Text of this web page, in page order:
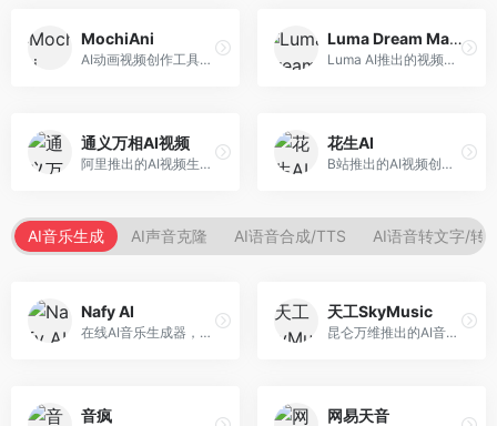
MochiAni
AI动画视频创作工具，专注于动画内容生成。面向动画创作者和二次元内容生产者，支持动画风格视频生成，动画效果流畅，适合动漫内容创作。
Luma Dream Machine
Luma AI推出的视频生成工具，专注于高质量视频创作。面向影视创作者和内容生产者，支持文生视频、图生视频，视频质量高，物理运动流畅自然。
通义万相AI视频
阿里推出的AI视频生成服务，整合图像与视频创作能力。面向电商和营销从业者，支持商品视频生成、营销视频制作等服务，商业应用场景丰富。
花生AI
B站推出的AI视频创作工具，专注于短视频内容生成。面向B站创作者，支持视频生成、视频编辑等功能，与B站平台深度整合，创作效率高。
AI音乐生成 AI声音克隆 AI语音合成/TTS AI语音转文字/转
Nafy AI
在线AI音乐生成器，专注于快速音乐创作。面向内容创作者，支持多种风格音乐生成，操作简便，生成速度快，适合快速配乐需求。
天工SkyMusic
昆仑万维推出的AI音乐创作平台，基于天工大模型。面向音乐创作者，支持歌词生成、旋律创作、音乐编曲等服务，中文音乐创作能力强。
音疯 网易天音